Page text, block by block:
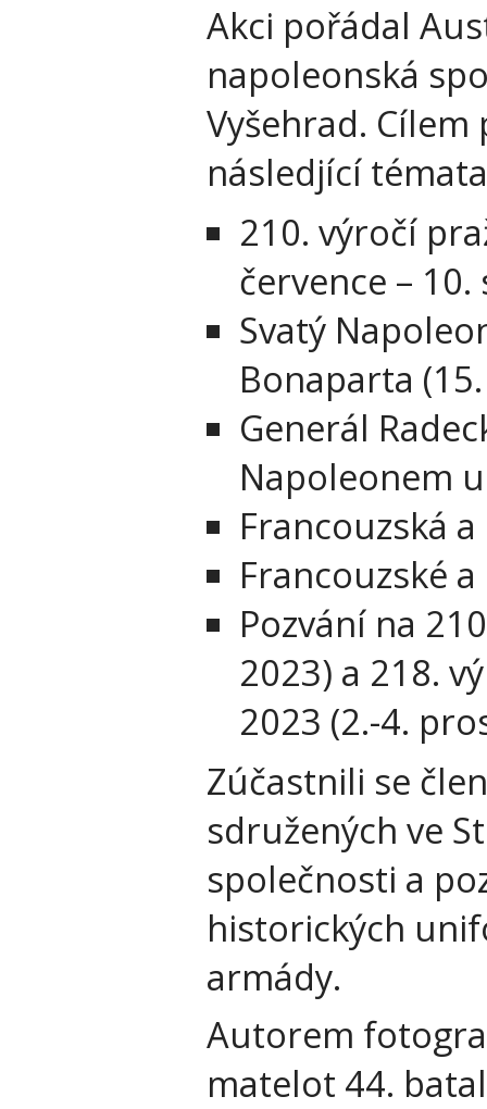
Akci pořádal
napoleonská
Vyšehrad.
následjící
210. výročí
července –
Svatý
Bonaparta
Generál
Napoleonem
Francouzská
Francouzské
Pozvání na
2023) a 218.
2023 (2.-4.
Zúčastnili se
sdružených ve
společnosti a
historických
armády.
Autorem
matelot 44.